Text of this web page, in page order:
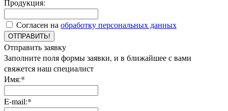
Продукция:
Согласен на обработку персональных данных
ОТПРАВИТЬ!
Отправить заявку
Заполните поля формы заявки, и в ближайшее с вами
свяжется наш специалист
Имя:*
E-mail:*